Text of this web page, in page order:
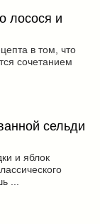
лосося и
в том, что
сочетанием
сельди
и яблок
...